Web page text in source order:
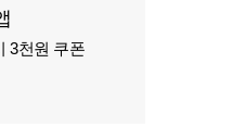
3천원 쿠폰